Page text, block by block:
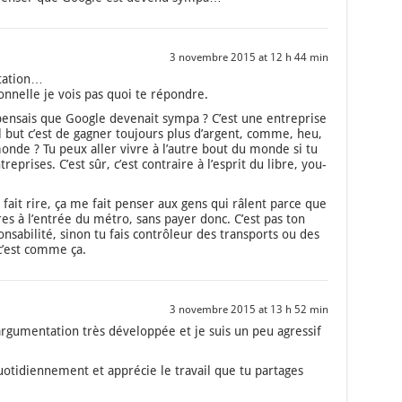
3 novembre 2015 at 12 h 44 min
je vois pas quoi te répondre.
que Google deve­nait sym­pa ? C’est une entre­prise
c’est de gagner tou­jours plus d’argent, comme, heu,
? Tu peux aller vivre à l’autre bout du monde si tu
C’est sûr, c’est contraire à l’es­prit du libre, you­
rire, ça me fait pen­ser aux gens qui râlent parce que
à l’en­trée du métro, sans payer donc. C’est pas ton
sinon tu fais contrô­leur des trans­ports ou des
comme ça.
3 novembre 2015 at 13 h 52 min
très déve­lop­pée et je suis un peu agres­sif
et appré­cie le tra­vail que tu par­tages